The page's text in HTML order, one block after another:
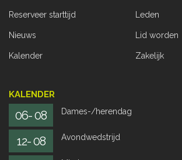
Reserveer starttijd
Nieuws
Kalender
Leden
Lid worden
Zakelijk
KALENDER
06- 08 Dames-/herendag
12- 08 Avondwedstrijd